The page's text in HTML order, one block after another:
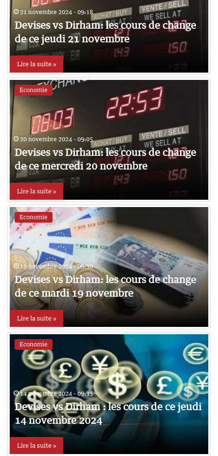
21 novembre 2024 - 09:18
Devises vs Dirham: les cours de change
de ce jeudi 21 novembre
Lire la suite »
Economie
20 novembre 2024 - 09:05
Devises vs Dirham: les cours de change
de ce mercredi 20 novembre
Lire la suite »
Economie
19 novembre 2024 - 09:30
Devises vs Dirham: les cours de change
de ce mardi 19 novembre
Lire la suite »
Economie
14 novembre 2024 - 09:35
Devises vs Dirham : les cours de ce jeudi
14 novembre 2024
Lire la suite »